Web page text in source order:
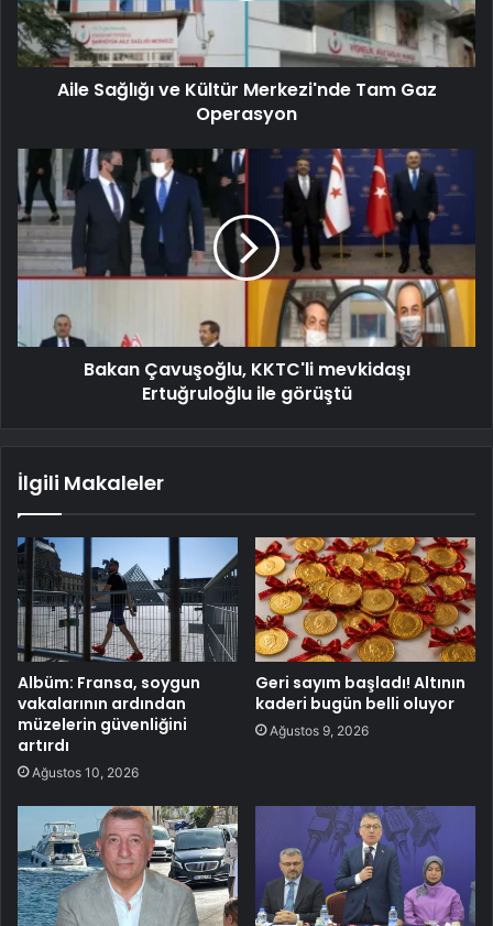
Aile Sağlığı ve Kültür Merkezi'nde Tam Gaz
Operasyon
Bakan Çavuşoğlu, KKTC'li mevkidaşı
Ertuğruloğlu ile görüştü
İlgili Makaleler
Albüm: Fransa, soygun
vakalarının ardından
müzelerin güvenliğini
artırdı
Ağustos 10, 2026
Geri sayım başladı! Altının
kaderi bugün belli oluyor
Ağustos 9, 2026